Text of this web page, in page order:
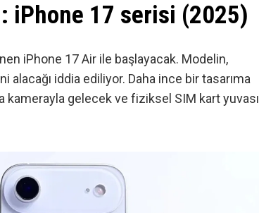
iPhone 17 serisi (2025)
iPhone 17Air ile başlayacak. Modelin,
alacağı iddia ediliyor. Daha ince bir tasarıma
kamerayla gelecek ve fiziksel SIM kart yuvası